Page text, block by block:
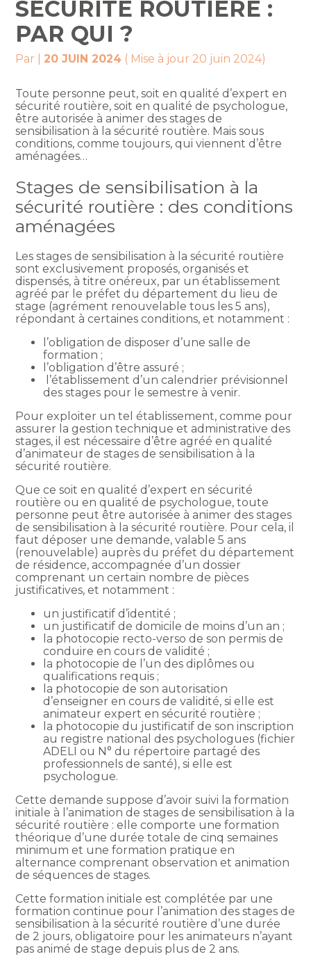
SÉCURITÉ ROUTIÈRE :
PAR QUI ?
Par 20 JUIN 2024 ( Mise à jour 20 juin 2024)
Toute personne peut, soit en qualité d’expert en
sécurité routière, soit en qualité de psychologue,
être autorisée à animer des stages de
sensibilisation à la sécurité routière. Mais sous
conditions, comme toujours, qui viennent d’être
aménagées…
Stages de sensibilisation à la
sécurité routière : des conditions
aménagées
Les stages de sensibilisation à la sécurité routière
sont exclusivement proposés, organisés et
dispensés, à titre onéreux, par un établissement
agréé par le préfet du département du lieu de
stage (agrément renouvelable tous les 5 ans),
répondant à certaines conditions, et notamment :
l’obligation de disposer d’une salle de
formation ;
l’obligation d’être assuré ;
l’établissement d’un calendrier prévisionnel
des stages pour le semestre à venir.
Pour exploiter un tel établissement, comme pour
assurer la gestion technique et administrative des
stages, il est nécessaire d’être agréé en qualité
d’animateur de stages de sensibilisation à la
sécurité routière.
Que ce soit en qualité d’expert en sécurité
routière ou en qualité de psychologue, toute
personne peut être autorisée à animer des stages
de sensibilisation à la sécurité routière. Pour cela, il
faut déposer une demande, valable 5 ans
(renouvelable) auprès du préfet du département
de résidence, accompagnée d’un dossier
comprenant un certain nombre de pièces
justificatives, et notamment :
un justificatif d’identité ;
un justificatif de domicile de moins d’un an ;
la photocopie recto-verso de son permis de
conduire en cours de validité ;
la photocopie de l’un des diplômes ou
qualifications requis ;
la photocopie de son autorisation
d’enseigner en cours de validité, si elle est
animateur expert en sécurité routière ;
la photocopie du justificatif de son inscription
au registre national des psychologues (fichier
ADELI ou N° du répertoire partagé des
professionnels de santé), si elle est
psychologue.
Cette demande suppose d’avoir suivi la formation
initiale à l’animation de stages de sensibilisation à la
sécurité routière : elle comporte une formation
théorique d’une durée totale de cinq semaines
minimum et une formation pratique en
alternance comprenant observation et animation
de séquences de stages.
Cette formation initiale est complétée par une
formation continue pour l’animation des stages de
sensibilisation à la sécurité routière d’une durée
de 2 jours, obligatoire pour les animateurs n’ayant
pas animé de stage depuis plus de 2 ans.